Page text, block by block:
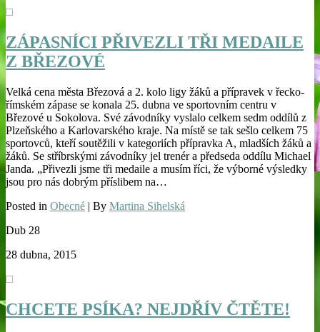
ZÁPASNÍCI PŘIVEZLI TŘI MEDAILE
Z BŘEZOVÉ
Velká cena města Březová a 2. kolo ligy žáků a přípravek v řecko-
římském zápase se konala 25. dubna ve sportovním centru v
Březové u Sokolova. Své závodníky vyslalo celkem sedm oddílů z
Plzeňského a Karlovarského kraje. Na místě se tak sešlo celkem 75
sportovců, kteří soutěžili v kategoriích přípravka A, mladších žáků a
žáků. Se stříbrskými závodníky jel trenér a předseda oddílu Michael
Janda. „Přivezli jsme tři medaile a musím říci, že výborné výsledky
jsou pro nás dobrým příslibem na…
Posted in Obecné | By Martina Sihelská
Dub 28
28 dubna, 2015
CHCETE PSÍKA? NEJDŘÍV ČTĚTE!